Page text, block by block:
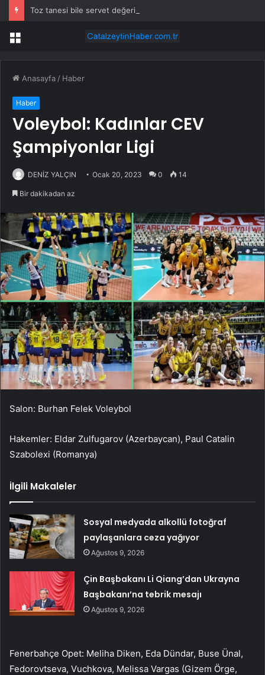
Menü
Anasayfa / Haber
Haber
Voleybol: Kadınlar CEV
Şampiyonlar Ligi
DENİZ YALÇIN Ocak 20, 2023 0 14
Bir dakikadan az
Salon: Burhan Felek Voleybol
Hakemler: Eldar Zulfugarov (Azerbaycan), Paul Catalin
Szabolexi (Romanya)
İlgili Makaleler
Sosyal medyada alkollü fotoğraf
paylaşanlara ceza yağıyor
Ağustos 9, 2026
Çin Başbakanı Li Qiang’dan Ukrayna
Başbakanı’na tebrik mesajı
Ağustos 9, 2026
Fenerbahçe Opet: Meliha Diken, Eda Dündar, Buse Ünal,
Fedorovtseva, Vuchkova, Melissa Vargas (Gizem Örge,